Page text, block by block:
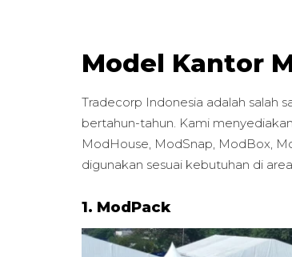
Model Kantor
Tradecorp Indonesia adalah salah
bertahun-tahun. Kami
ModHouse, ModSnap, ModBox,
digunakan sesuai kebutuhan di
1. ModPack